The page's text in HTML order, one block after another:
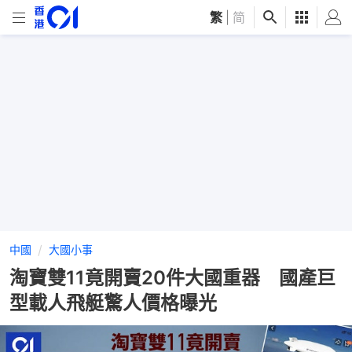
繁 简
中國 大國小事
淘寶雙11竟開賣20件大國重器 國產巨
型載人飛艇驚人價格曝光